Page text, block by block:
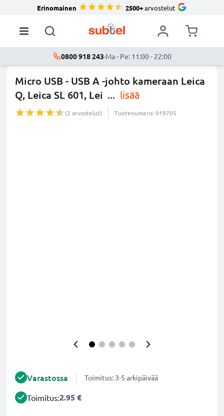
Erinomainen 2500+arvostelut
0800 918 243·Ma - Pe: 11:00 - 22:00
Micro USB - USB A -johto kameraan Leica
Q, Leica SL 601, Lei ... lisää
(2 arvostelut) Tuotenumero: 919705
Varastossa Toimitus: 3-5 arkipäivää
Toimitus:2.95 €